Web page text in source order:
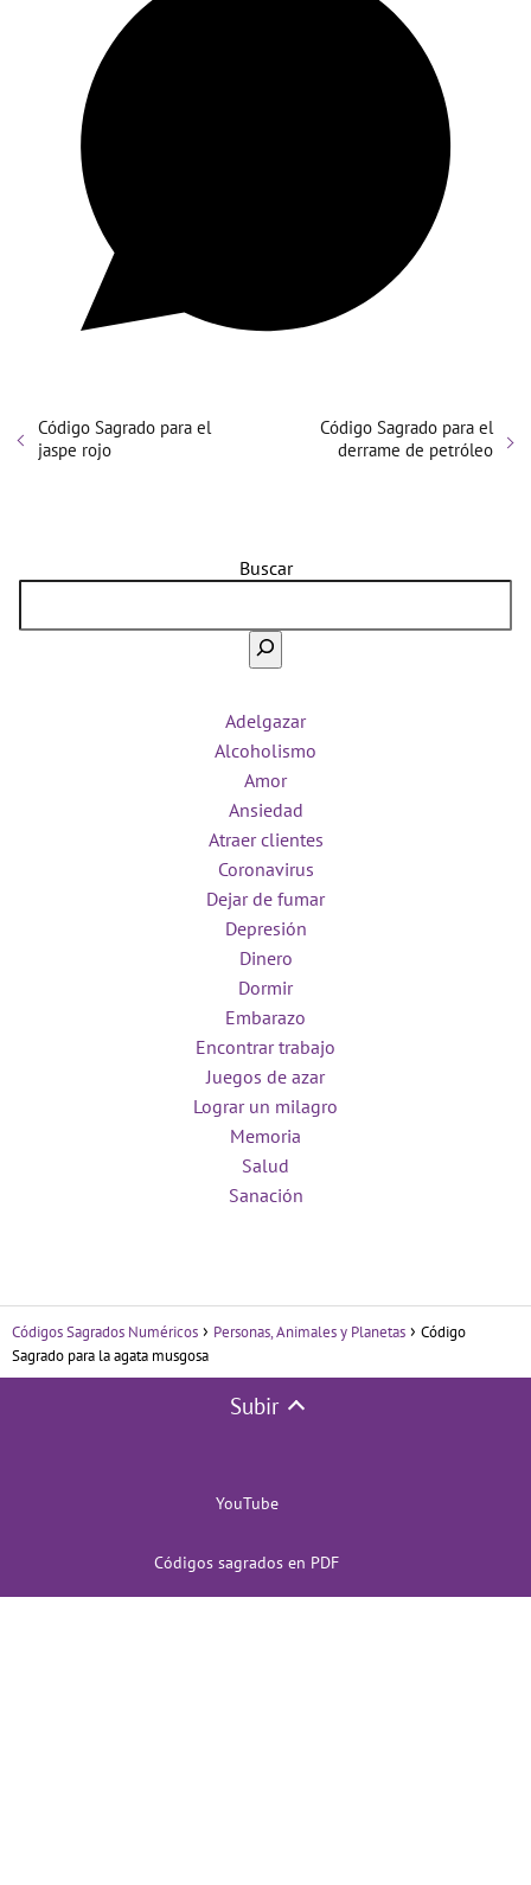
Código Sagrado para el
jaspe rojo
Código Sagrado para el
derrame de petróleo
Buscar
Adelgazar
Alcoholismo
Amor
Ansiedad
Atraer clientes
Coronavirus
Dejar de fumar
Depresión
Dinero
Dormir
Embarazo
Encontrar trabajo
Juegos de azar
Lograr un milagro
Memoria
Salud
Sanación
Códigos Sagrados Numéricos Personas, Animales y Planetas
Código
Sagrado para la agata musgosa
Subir
YouTube
Códigos sagrados en PDF